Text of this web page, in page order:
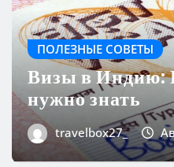
НОВОСТИ ДЛЯ
Туры в
Откройте для
сердце ОАЭ
travelbox27_